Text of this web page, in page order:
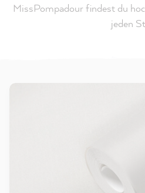
MissPompadour findest du
jeden